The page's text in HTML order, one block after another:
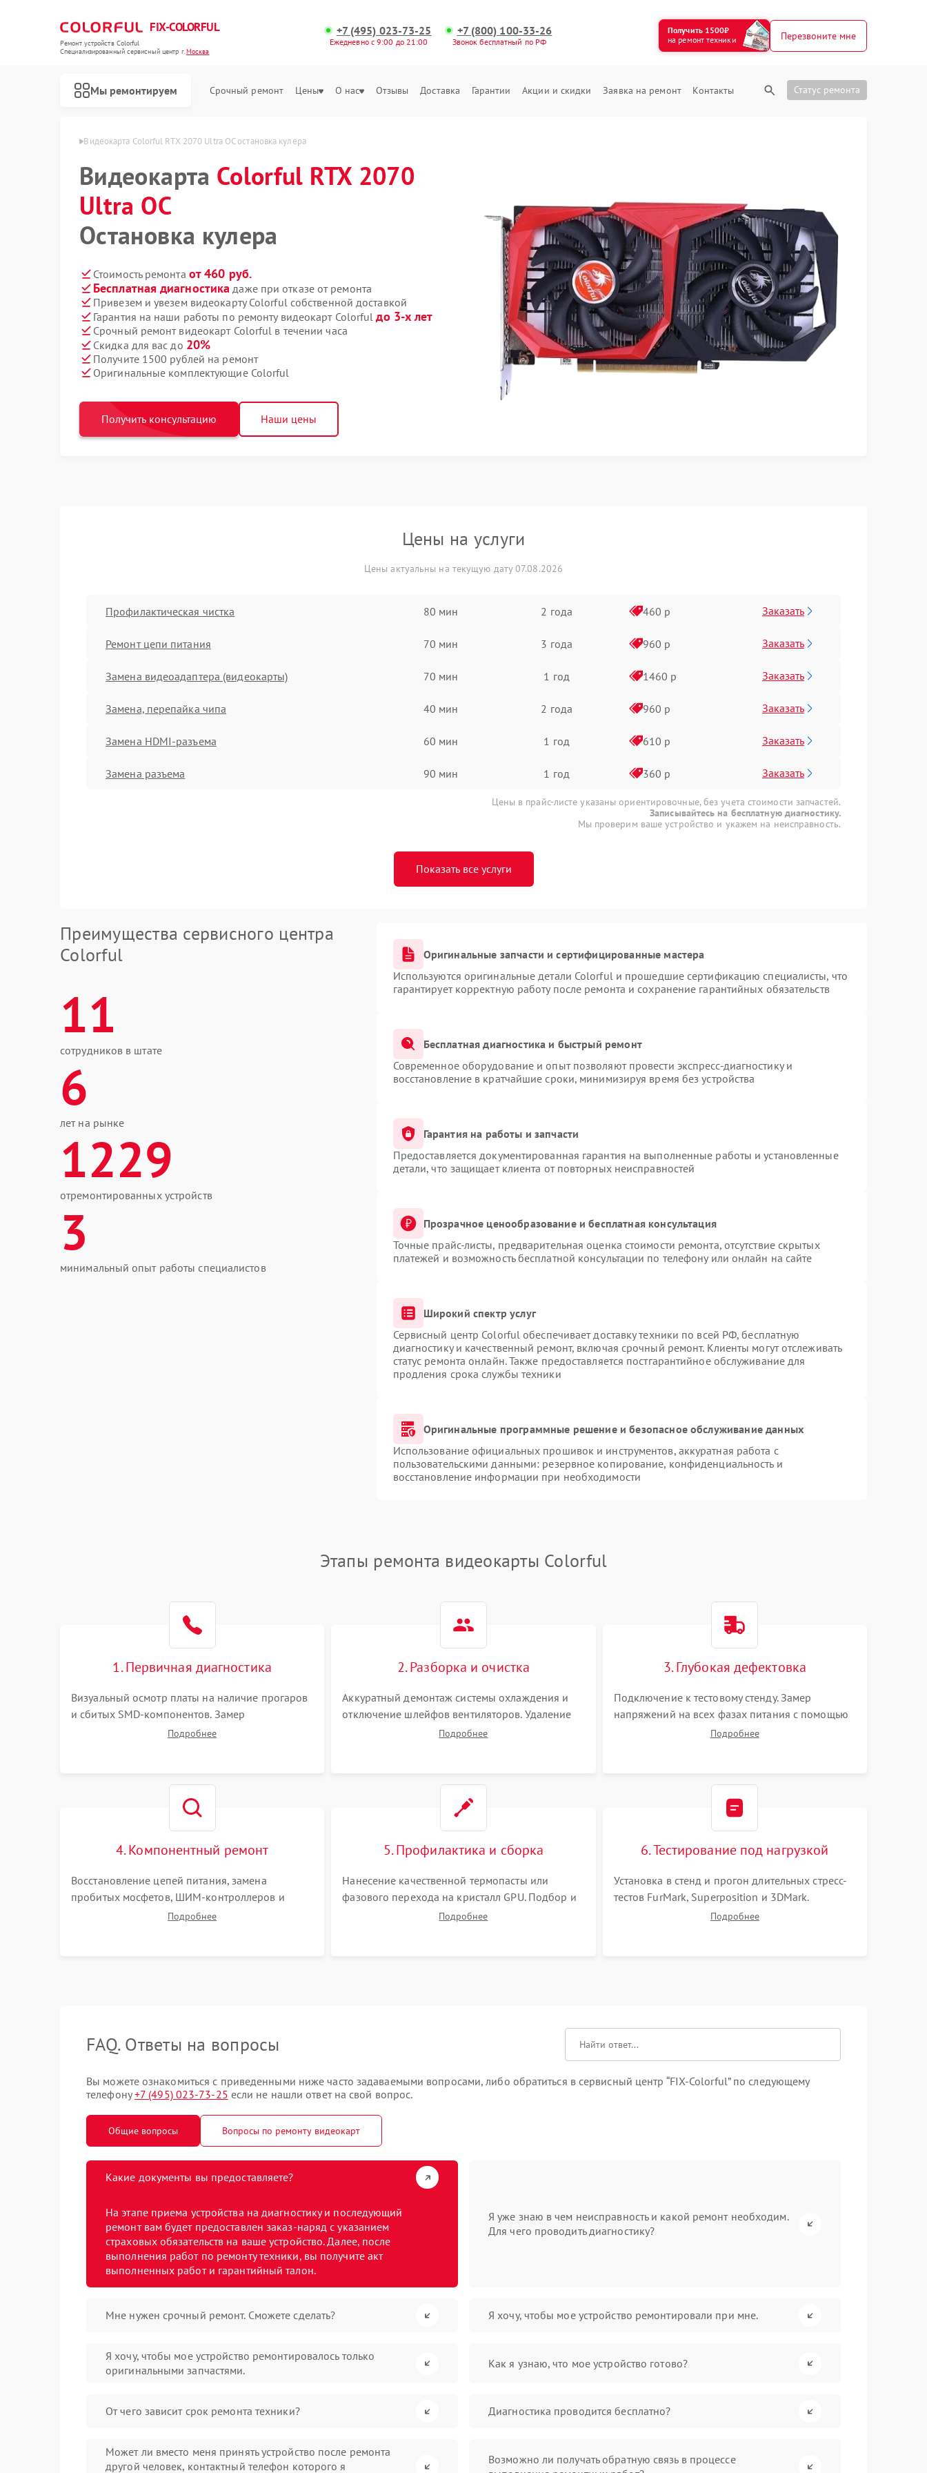
FIX-COLORFUL
Ремонт устройств Colorful
Специализированный cервисный центр г.Москва
+7 (495) 023-73-25
Ежедневно с 9:00 до 21:00
+7 (800) 100-33-26
Звонок бесплатный по РФ
Получить 1500₽
на ремонт техники
Перезвоните мне
Мы ремонтируем Срочный ремонт Цены О нас Отзывы Доставка Гарантии Акции и скидки Заявка на ремонт Контакты Статус ремонта
Ultra OC в Москве Видеокарта Colorful RTX 2070 Ultra OC остановка кулера
Видеокарта Colorful RTX 2070
Ultra OC
Остановка кулера
Стоимость ремонта от 460 руб.
Бесплатная диагностика даже при отказе от ремонта
Привезем и увезем видеокарту Colorful собственной доставкой
Гарантия на наши работы по ремонту видеокарт Colorfulдо 3-х лет
Срочный ремонт видеокарт Colorful в течении часа
Скидка для вас до 20%
Получите 1500 рублей на ремонт
Оригинальные комплектующие Colorful
Получить консультацию Наши цены
Цены на услуги
Цены актуальны на текущую дату 07.08.2026
Профилактическая чистка 80 мин 2 года 460 р Заказать
Ремонт цепи питания 70 мин 3 года 960 р Заказать
Замена видеоадаптера (видеокарты) 70 мин 1 год 1460 р Заказать
Замена, перепайка чипа 40 мин 2 года 960 р Заказать
Замена HDMI-разъема 60 мин 1 год 610 р Заказать
Замена разъема 90 мин 1 год 360 р Заказать
Цены в прайс-листе указаны ориентировочные, без учета стоимости запчастей.
Записывайтесь на бесплатную диагностику.
Мы проверим ваше устройство и укажем на неисправность.
Показать все услуги
Преимущества сервисного центра
Colorful
11
сотрудников в штате
6
лет на рынке
1229
отремонтированных устройств
3
минимальный опыт работы специалистов
Оригинальные запчасти и сертифицированные мастера
Используются оригинальные детали Colorful и прошедшие сертификацию специалисты, что
гарантирует корректную работу после ремонта и сохранение гарантийных обязательств
Бесплатная диагностика и быстрый ремонт
Современное оборудование и опыт позволяют провести экспресс-диагностику и
восстановление в кратчайшие сроки, минимизируя время без устройства
Гарантия на работы и запчасти
Предоставляется документированная гарантия на выполненные работы и установленные
детали, что защищает клиента от повторных неисправностей
Прозрачное ценообразование и бесплатная консультация
Точные прайс-листы, предварительная оценка стоимости ремонта, отсутствие скрытых
платежей и возможность бесплатной консультации по телефону или онлайн на сайте
Широкий спектр услуг
Сервисный центр Colorful обеспечивает доставку техники по всей РФ, бесплатную
диагностику и качественный ремонт, включая срочный ремонт. Клиенты могут отслеживать
статус ремонта онлайн. Также предоставляется постгарантийное обслуживание для
продления срока службы техники
Оригинальные программные решение и безопасное обслуживание данных
Использование официальных прошивок и инструментов, аккуратная работа с
пользовательскими данными: резервное копирование, конфиденциальность и
восстановление информации при необходимости
Этапы ремонта видеокарты Colorful
1. Первичная диагностика
Визуальный осмотр платы на наличие прогаров
и сбитых SMD-компонентов. Замер
сопротивлений на линиях питания PCI-E и
Подробнее
2. Разборка и очистка
Аккуратный демонтаж системы охлаждения и
отключение шлейфов вентиляторов. Удаление
старой термопасты с кристалла графического
Подробнее
3. Глубокая дефектовка
Подключение к тестовому стенду. Замер
напряжений на всех фазах питания с помощью
осциллографа. Проверка инициализации.
Подробнее
4. Компонентный ремонт
Восстановление цепей питания, замена
пробитых мосфетов, ШИМ-контроллеров и
предохранителей. BGA-пайка на инфракрасной
Подробнее
5. Профилактика и сборка
Нанесение качественной термопасты или
фазового перехода на кристалл GPU. Подбор и
установка новых термопрокладок правильной
Подробнее
6. Тестирование под нагрузкой
Установка в стенд и прогон длительных стресс-
тестов FurMark, Superposition и 3DMark.
Мониторинг температур графического чипа и
Подробнее
FAQ. Ответы на вопросы
Вы можете ознакомиться с приведенными ниже часто задаваемыми вопросами, либо обратиться в сервисный центр “FIX-Colorful” по следующему
телефону+7 (495) 023-73-25 если не нашли ответ на свой вопрос.
Общие вопросы Вопросы по ремонту видеокарт
Какие документы вы предоставляете?
На этапе приема устройства на диагностику и последующий
ремонт вам будет предоставлен заказ-наряд с указанием
страховых обязательств на ваше устройство. Далее, после
выполнения работ по ремонту техники, вы получите акт
выполненных работ и гарантийный талон.
Я уже знаю в чем неисправность и какой ремонт необходим.
Для чего проводить диагностику?
Мне нужен срочный ремонт. Сможете сделать? Я хочу, чтобы мое устройство ремонтировали при мне.
Я хочу, чтобы мое устройство ремонтировалось только
оригинальными запчастями.
Как я узнаю, что мое устройство готово?
От чего зависит срок ремонта техники? Диагностика проводится бесплатно?
Может ли вместо меня принять устройство после ремонта
другой человек, контактный телефон которого я
Возможно ли получать обратную связь в процессе